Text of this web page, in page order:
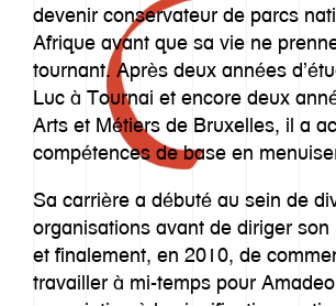
Notre
Approche
Offre
Inspiration
devenir conservateur de parcs
Afrique avant que sa vie ne
tournant. Après deux années
Luc à Tournai et encore deux
Arts et Métiers de Bruxelles, il a
compétences de base en
Sa carrière a débuté au sein de
organisations avant de diriger son
et finalement, en 2010, de
travailler à mi-temps pour